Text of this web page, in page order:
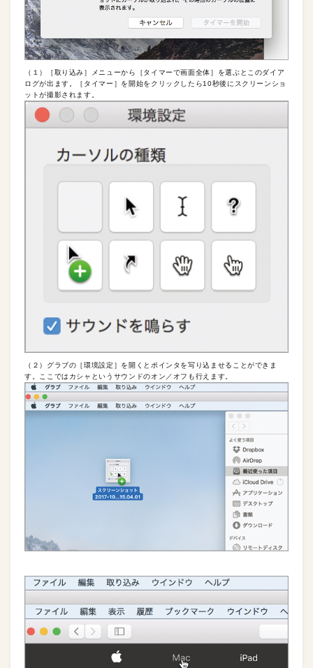
（１）［取り込み］メニューから［タイマーで画面全体］を選ぶとこのダイア
ログが出ます。［タイマー］を開始をクリックしたら10秒後にスクリーンショ
ットが撮影されます。
（２）グラブの［環境設定］を開くとポインタを写り込ませることができま
す。ここではカシャというサウンドのオン／オフも行えます。